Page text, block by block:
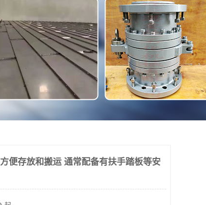
便存放和搬运 通常配备有扶手踏板等安